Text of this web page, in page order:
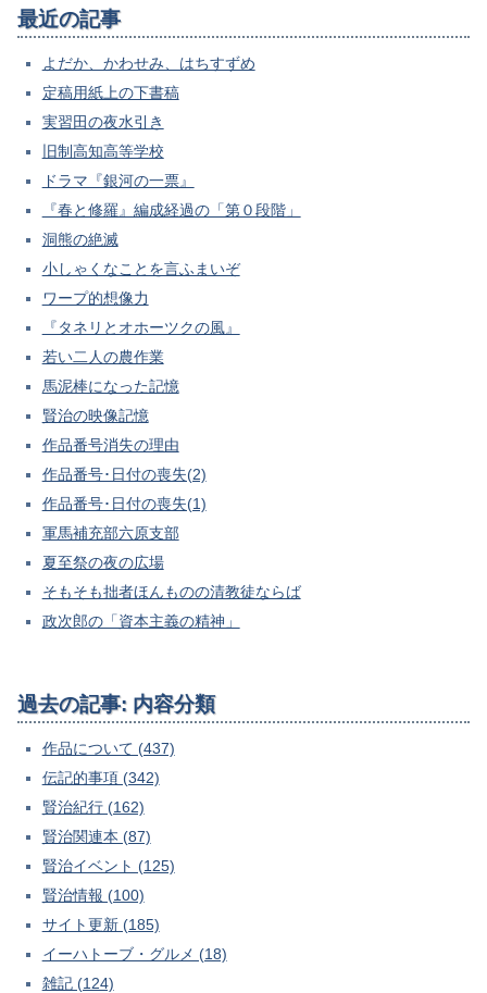
最近の記事
よだか、かわせみ、はちすずめ
定稿用紙上の下書稿
実習田の夜水引き
旧制高知高等学校
ドラマ『銀河の一票』
『春と修羅』編成経過の「第０段階」
洞熊の絶滅
小しゃくなことを言ふまいぞ
ワープ的想像力
『タネリとオホーツクの風』
若い二人の農作業
馬泥棒になった記憶
賢治の映像記憶
作品番号消失の理由
作品番号･日付の喪失(2)
作品番号･日付の喪失(1)
軍馬補充部六原支部
夏至祭の夜の広場
そもそも拙者ほんものの清教徒ならば
政次郎の「資本主義の精神」
過去の記事: 内容分類
作品について (437)
伝記的事項 (342)
賢治紀行 (162)
賢治関連本 (87)
賢治イベント (125)
賢治情報 (100)
サイト更新 (185)
イーハトーブ・グルメ (18)
雑記 (124)